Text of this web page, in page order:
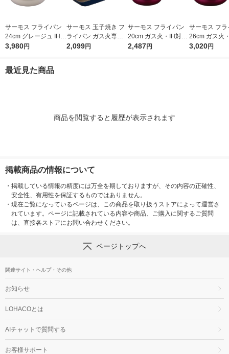
サーモス フライパン
24cm グレージュ IH/
ガス火対応 KFO-024
3,980円
サーモス 玉子焼き フ
ライパン ガス火専用
ネイビー KFI-013E N
2,099円
サーモス フライパン
20cm ガス火・IH対応
レッド KFM-020 R1個
2,487円
サーモス フラ
26cm ガス火
レッド KFM-
3,020円
最近見た商品
商品を閲覧すると履歴が表示されます
掲載商品の情報について
・ 掲載している情報の精度には万全を期しておりますが、その内容の正確性、
安全性、有用性を保証するものではありません。
・ 現在ご覧になっているページは、この商品を取り扱うストアによって運営さ
れています。ページに記載されている内容や商品、ご購入に関するご質問
は、直接各ストアにお問い合わせください。
ページトップへ
関連サイト・ヘルプ・その他
お知らせ
LOHACOとは
AIチャットで質問する
お客様サポート